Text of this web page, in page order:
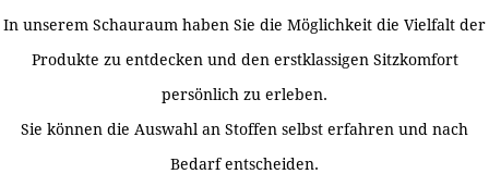
In unserem Schauraum haben Sie die Möglichkeit die Vielfalt der
Produkte zu entdecken und den erstklassigen Sitzkomfort
persönlich zu erleben.
Sie können die Auswahl an Stoffen selbst erfahren und nach
Bedarf entscheiden.